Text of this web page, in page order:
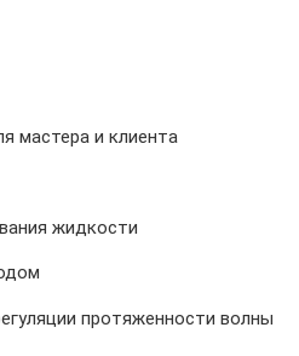
мастера и клиента
жидкости
протяженности волны